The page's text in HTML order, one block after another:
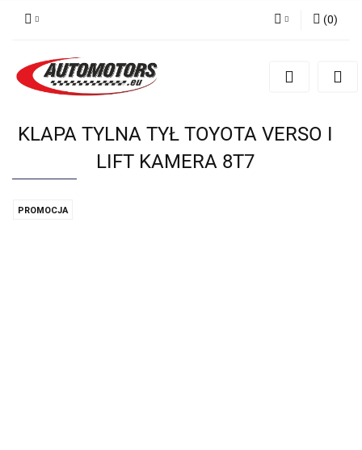
Zarejestruj się
(0)
KLAPA TYLNA TYŁ TOYOTA VERSO I
LIFT KAMERA 8T7
PROMOCJA